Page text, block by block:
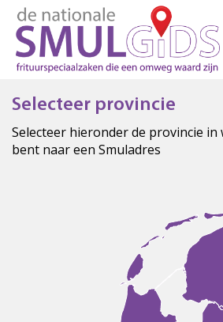
Selecteer provincie
Selecteer hieronder de provincie in
bent naar een Smuladres